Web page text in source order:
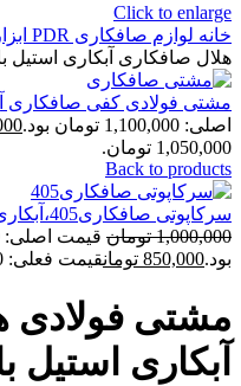
Click to enlarge
خانه لوازم صافکاری PDR
هلال صافکاری آبکاری استیل
مشتی فولادی کفی صافکاری
اصلی: 1,100,000 تومان بود.
1,050,000 تومان.
Back to products
سرکاپوتی صافکاری405،آبکاری استیل ، با ضمانت تعویض پارسیان
1,000,000 تومان
بود.850,000 تومانقیمت فعلی: 850,000 تومان.
مشتی فولادی
آبکاری استیل